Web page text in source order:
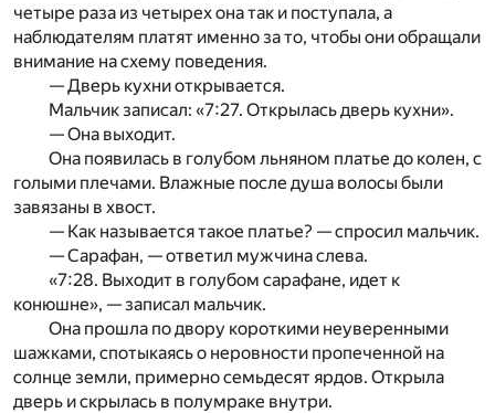
четыре раза из четырех она так и поступала, а
наблюдателям платят именно за то, чтобы они обращали
внимание на схему поведения.
— Дверь кухни открывается.
Мальчик записал: «7:27. Открылась дверь кухни».
— Она выходит.
Она появилась в голубом льняном платье до колен, с
голыми плечами. Влажные после душа волосы были
завязаны в хвост.
— Как называется такое платье? — спросил мальчик.
— Сарафан, — ответил мужчина слева.
«7:28. Выходит в голубом сарафане, идет к
конюшне», — записал мальчик.
Она прошла по двору короткими неуверенными
шажками, спотыкаясь о неровности пропеченной на
солнце земли, примерно семьдесят ярдов. Открыла
дверь и скрылась в полумраке внутри.